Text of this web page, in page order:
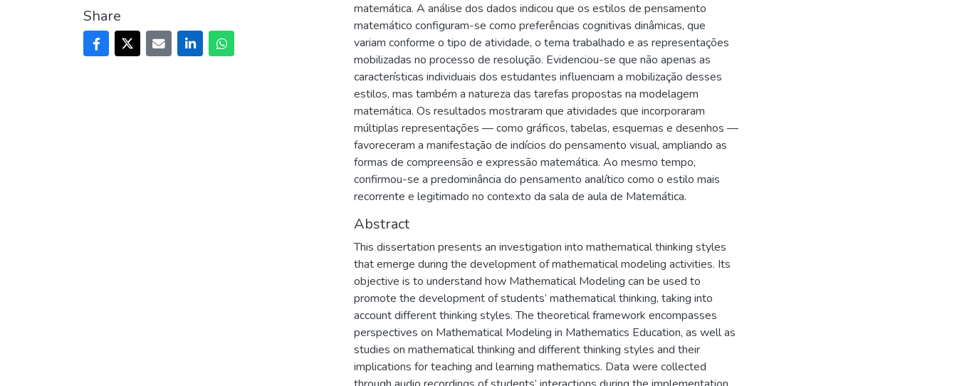
Share
matemática. A análise dos dados indicou que os estilos de pensamento
matemático configuram-se como preferências cognitivas dinâmicas, que
variam conforme o tipo de atividade, o tema trabalhado e as representações
mobilizadas no processo de resolução. Evidenciou-se que não apenas as
características individuais dos estudantes influenciam a mobilização desses
estilos, mas também a natureza das tarefas propostas na modelagem
matemática. Os resultados mostraram que atividades que incorporaram
múltiplas representações — como gráficos, tabelas, esquemas e desenhos —
favoreceram a manifestação de indícios do pensamento visual, ampliando as
formas de compreensão e expressão matemática. Ao mesmo tempo,
confirmou-se a predominância do pensamento analítico como o estilo mais
recorrente e legitimado no contexto da sala de aula de Matemática.
Abstract
This dissertation presents an investigation into mathematical thinking styles
that emerge during the development of mathematical modeling activities. Its
objective is to understand how Mathematical Modeling can be used to
promote the development of students’ mathematical thinking, taking into
account different thinking styles. The theoretical framework encompasses
perspectives on Mathematical Modeling in Mathematics Education, as well as
studies on mathematical thinking and different thinking styles and their
implications for teaching and learning mathematics. Data were collected